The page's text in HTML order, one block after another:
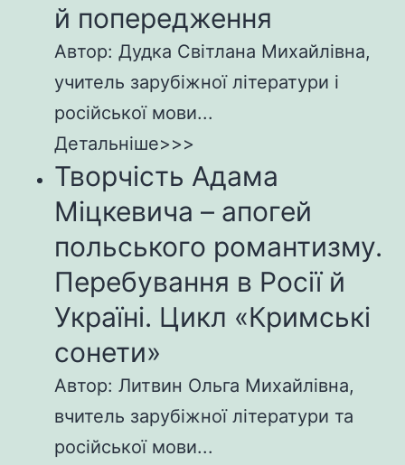
й попередження
Автор: Дудка Світлана Михайлівна,
учитель зарубіжної літератури і
російської мови...
Детальніше>>>
Творчість Адама
Міцкевича – апогей
польського романтизму.
Перебування в Росії й
Україні. Цикл «Кримські
сонети»
Автор: Литвин Ольга Михайлівна,
вчитель зарубіжної літератури та
російської мови...